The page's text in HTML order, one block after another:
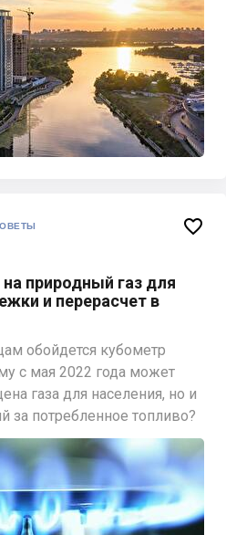
природный газ для
и перерасчет в
обойдется кубометр
с мая 2022 года может
газа для населения, но и
за потребленное топливо?
